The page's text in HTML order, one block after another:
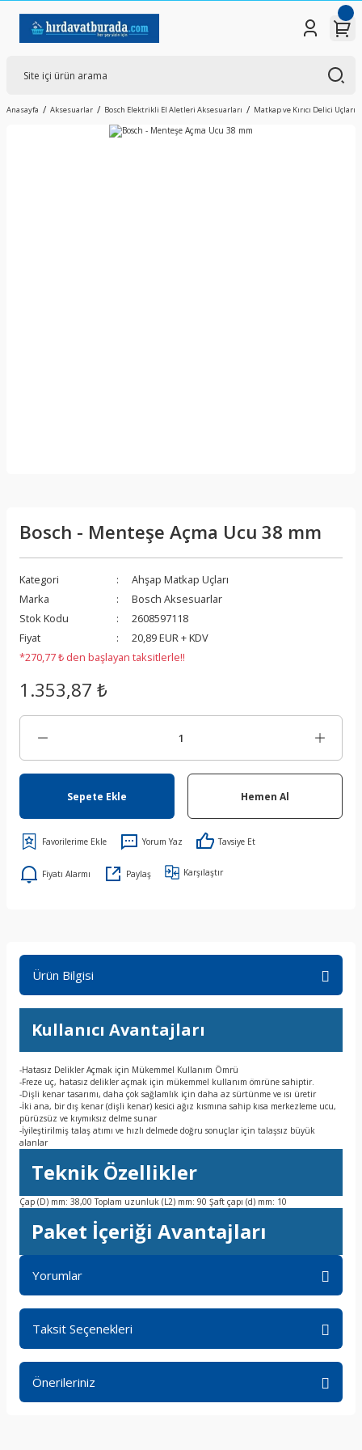
Anasayfa Aksesuarlar Bosch Elektrikli El Aletleri Aksesuarları Matkap ve Kırıcı Delici Uçları
Bosch - Menteşe Açma Ucu 38 mm
Kategori
Ahşap Matkap Uçları
Marka
Bosch Aksesuarlar
Stok Kodu
2608597118
Fiyat
20,89 EUR + KDV
*270,77 ₺ den başlayan taksitlerle!!
1.353,87 ₺
Sepete Ekle Hemen Al
Yorum Yaz Tavsiye Et
Fiyatı Alarmı Paylaş Karşılaştır
Ürün Bilgisi
Kullanıcı Avantajları
-Hatasız Delikler Açmak için Mükemmel Kullanım Ömrü
-Freze uç, hatasız delikler açmak için mükemmel kullanım ömrüne sahiptir.
-Dişli kenar tasarımı, daha çok sağlamlık için daha az sürtünme ve ısı üretir
-İki ana, bir dış kenar (dişli kenar) kesici ağız kısmına sahip kısa merkezleme ucu,
pürüzsüz ve kıymıksız delme sunar
-İyileştirilmiş talaş atımı ve hızlı delmede doğru sonuçlar için talaşsız büyük
alanlar
Teknik Özellikler
Çap (D) mm: 38,00 Toplam uzunluk (L2) mm: 90 Şaft çapı (d) mm: 10
Paket İçeriği Avantajları
Yorumlar
Taksit Seçenekleri
Önerileriniz